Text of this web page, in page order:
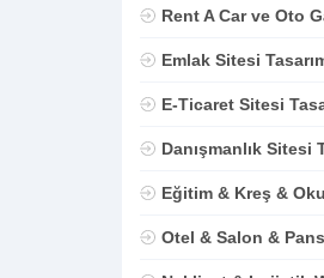
Rent A Car ve Oto
Emlak Sitesi
E-Ticaret Sitesi
Danışmanlık Sitesi
Eğitim & Kreş &
Otel & Salon &